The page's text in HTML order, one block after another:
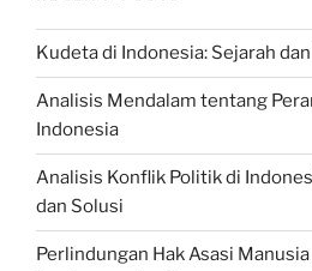
Kudeta di Indonesia: Sejarah
Analisis Mendalam tentang
Indonesia
Analisis Konflik Politik di
dan Solusi
Perlindungan Hak Asasi